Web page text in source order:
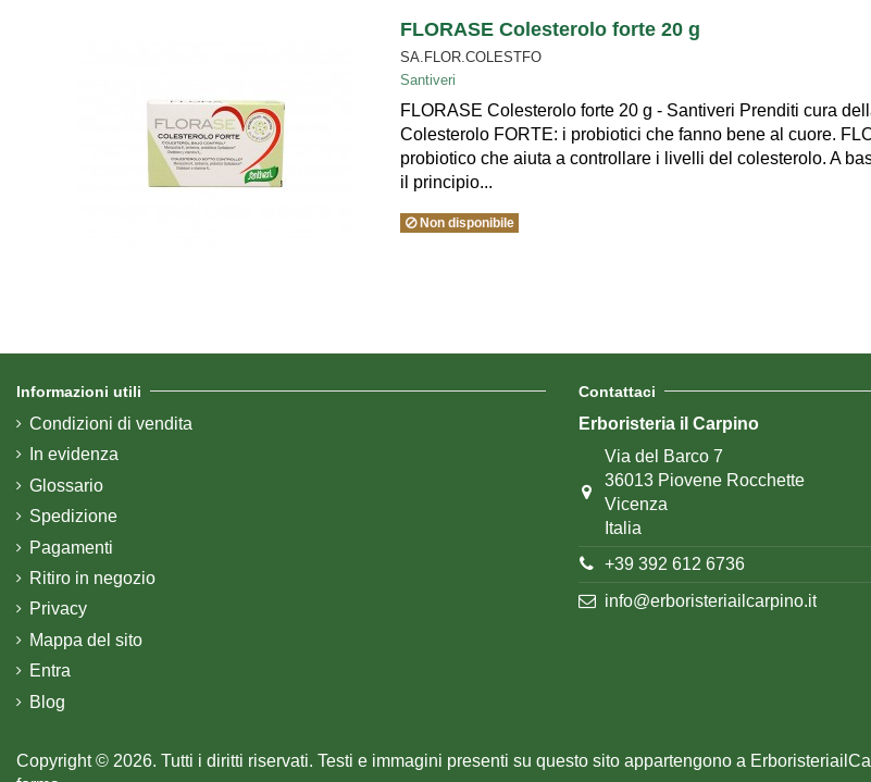
FLORASE Colesterolo forte 20 g
SA.FLOR.COLESTFO
Santiveri
FLORASE Colesterolo forte 20 g - Santiveri Prenditi cura
Colesterolo FORTE: i probiotici che fanno bene al cuore.
probiotico che aiuta a controllare i livelli del colesterolo. A
il principio...
Non disponibile
Informazioni utili
Condizioni di vendita
In evidenza
Glossario
Spedizione
Pagamenti
Ritiro in negozio
Privacy
Mappa del sito
Entra
Blog
Contattaci
Erboristeria il Carpino
Via del Barco 7
36013 Piovene Rocchette
Vicenza
Italia
+39 392 612 6736
info@erboristeriailcarpino.it
Copyright © 2026. Tutti i diritti riservati. Testi e immagini presenti su questo sito appartengono a